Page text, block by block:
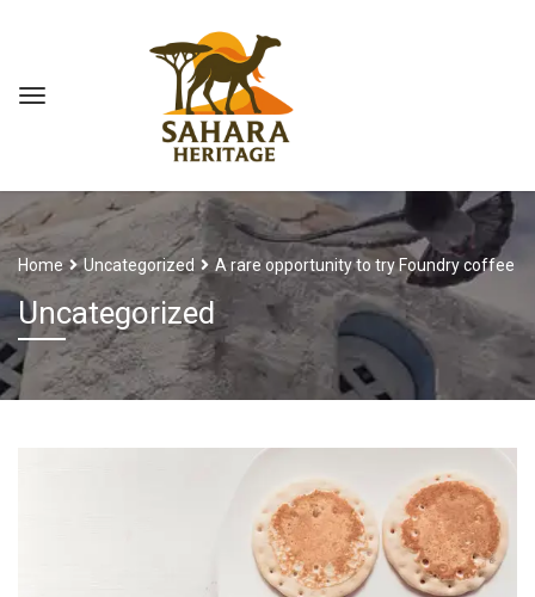
Home Uncategorized A rare opportunity to try Foundry coffee
Uncategorized